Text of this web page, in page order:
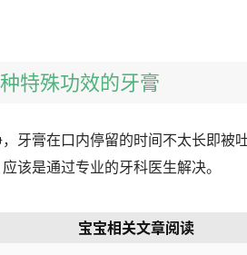
特殊功效的牙膏
牙膏在口内停留的时间不太长即被
该是通过专业的牙科医生解决。
宝宝相关文章阅读